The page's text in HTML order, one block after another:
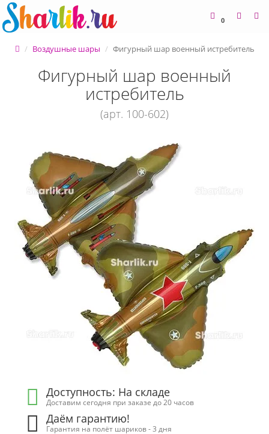
0
Воздушные шары Фигурный шар военный истребитель
Фигурный шар военный
истребитель
(арт. 100-602)
Доступность: На складе
Доставим сегодня при заказе до 20 часов
Даём гарантию!
Гарантия на полёт шариков - 3 дня